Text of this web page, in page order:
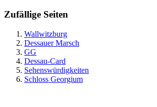
Zufällige Seiten
Wallwitzburg
Dessauer Marsch
GG
Dessau-Card
Sehenswürdigkeiten
Schloss Georgium